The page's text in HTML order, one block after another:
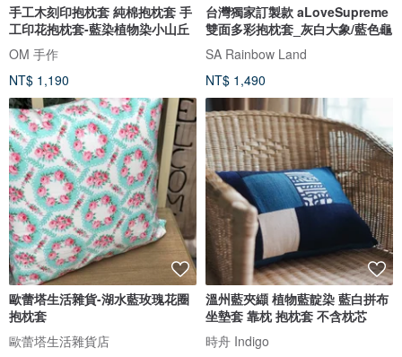
手工木刻印抱枕套 純棉抱枕套 手
工印花抱枕套-藍染植物染小山丘
OM 手作
NT$ 1,190
台灣獨家訂製款 aLoveSupreme
雙面多彩抱枕套_灰白大象/藍色龜
SA Rainbow Land
NT$ 1,490
歐蕾塔生活雜貨-湖水藍玫瑰花圈
抱枕套
歐蕾塔生活雜貨店
溫州藍夾纈 植物藍靛染 藍白拼布
坐墊套 靠枕 抱枕套 不含枕芯
時舟 Indigo